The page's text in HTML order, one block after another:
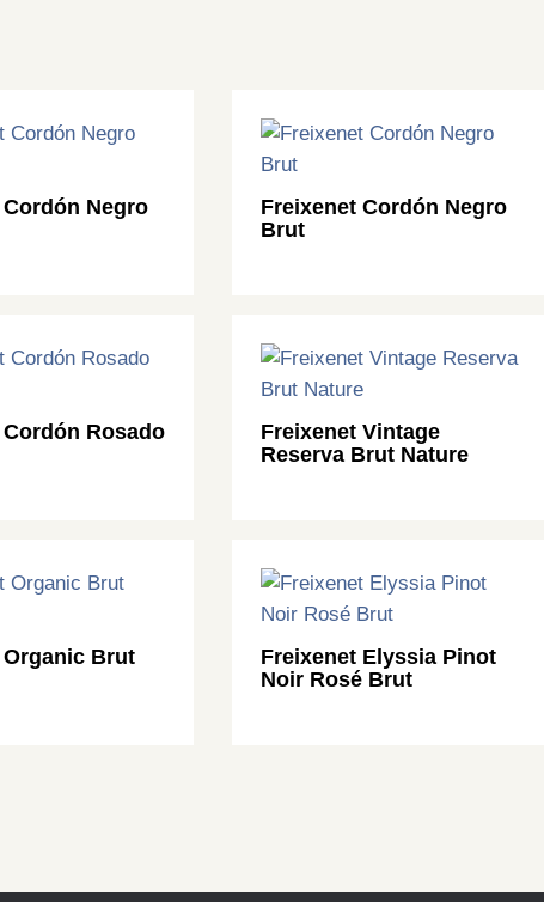
Negro
Freixenet Cordón Negro
Brut
Rosado
Freixenet Vintage
Reserva Brut Nature
Brut
Freixenet Elyssia Pinot
Noir Rosé Brut